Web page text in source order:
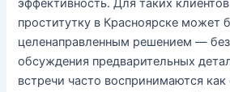
эффективность. Для таких
проститутку в Красноярске может
целенаправленным решением —
обсуждения предварительных
встречи часто воспринимаются